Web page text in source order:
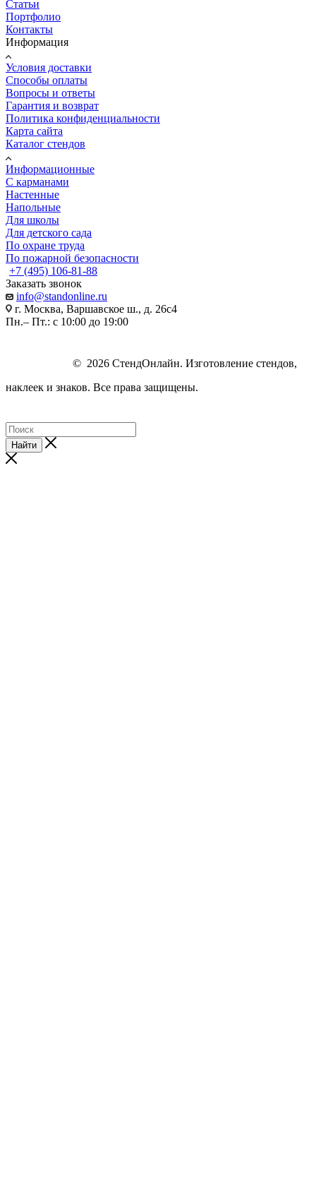
Статьи
Портфолио
Контакты
Информация
Условия доставки
Способы оплаты
Вопросы и ответы
Гарантия и возврат
Политика конфиденциальности
Карта сайта
Каталог стендов
Информационные
С карманами
Настенные
Напольные
Для школы
Для детского сада
По охране труда
По пожарной безопасности
+7 (495) 106-81-88
Заказать звонок
info@standonline.ru
г. Москва, Варшавское ш., д. 26с4
Пн.– Пт.: с 10:00 до 19:00
© 2026 СтендОнлайн. Изготовление стендов,
наклеек и знаков. Все права защищены.
Найти